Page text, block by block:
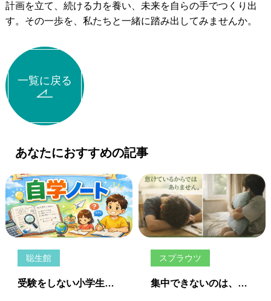
計画を立て、続ける力を養い、未来を自らの手でつくり出
す。その一歩を、私たちと一緒に踏み出してみませんか。
一覧に戻る
あなたにおすすめの記事
聡生館
受験をしない小学生に、ぜひやってほしいこと ――「自学ノート」がつくる、一生使える学ぶ力
スプラウツ
集中できないのは、怠けているからではありません ――心と脳が「休みたい」と伝えているとき